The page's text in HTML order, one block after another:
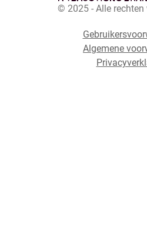
© 2025 - Alle rechten
Algemene